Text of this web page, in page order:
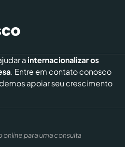
a internacionalizar os
. Entre em contato conosco
apoiar seu crescimento
para uma consulta